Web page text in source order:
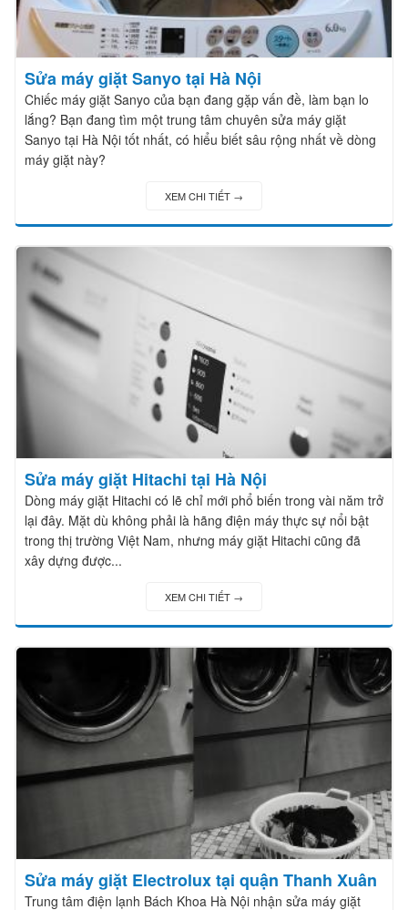
Sửa máy giặt Sanyo tại Hà Nội
Chiếc máy giặt Sanyo của bạn đang gặp vấn đề, làm bạn lo
lắng? Bạn đang tìm một trung tâm chuyên sửa máy giặt
Sanyo tại Hà Nội tốt nhất, có hiểu biết sâu rộng nhất về dòng
máy giặt này?
XEM CHI TIẾT →
Sửa máy giặt Hitachi tại Hà Nội
Dòng máy giặt Hitachi có lẽ chỉ mới phổ biến trong vài năm trở
lại đây. Mặt dù không phải là hãng điện máy thực sự nổi bật
trong thị trường Việt Nam, nhưng máy giặt Hitachi cũng đã
xây dựng được...
XEM CHI TIẾT →
Sửa máy giặt Electrolux tại quận Thanh Xuân
Trung tâm điện lạnh Bách Khoa Hà Nội nhận sửa máy giặt